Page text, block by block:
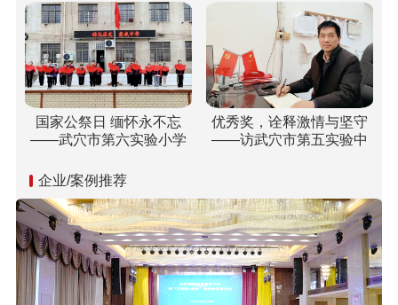
园！
国家公祭日 缅怀永不忘
——武穴市第六实验小学
优秀奖，诠释激情与坚守
——访武穴市第五实验中
企业/案例推荐